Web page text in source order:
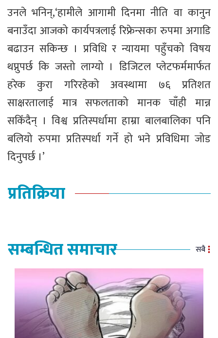
उनले भनिन्,‘हामीले आगामी दिनमा नीति वा कानुन
बनाउँदा आजको कार्यपत्रलाई रिफ्रेन्सका रुपमा अगाडि
बढाउन सकिन्छ । प्रविधि र न्यायमा पहुँचको विषय
थप्नुपर्छ कि जस्तो लाग्यो । डिजिटल प्लेटफर्ममार्फत
हरेक कुरा गरिरहेको अवस्थामा ७६ प्रतिशत
साक्षरतालाई मात्र सफलताको मानक चाँही मान्न
सकिँदैन् । विश्व प्रतिस्पर्धामा हाम्रा बालबालिका पनि
बलियो रुपमा प्रतिस्पर्धा गर्ने हो भने प्रविधिमा जोड
दिनुपर्छ ।’
प्रतिक्रिया
सम्बन्धित समाचार सबै